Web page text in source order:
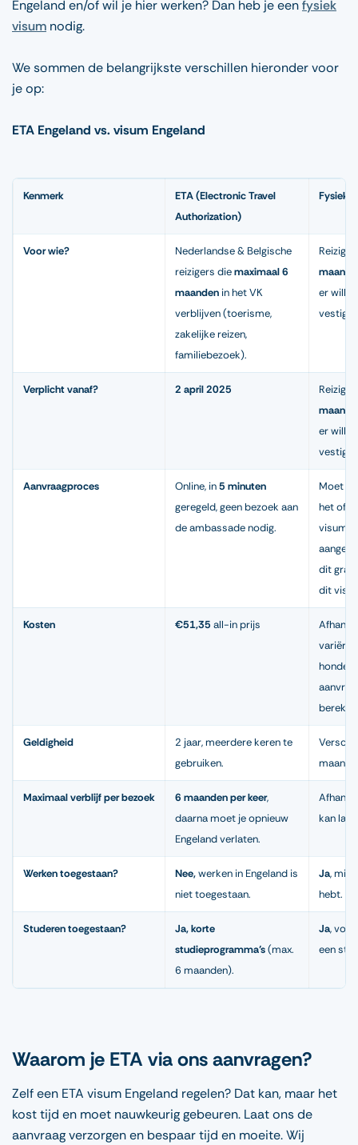
Engeland en/of wil je hier werken? Dan heb je eenfysiek
visum nodig.
We sommen de belangrijkste verschillen hieronder voor
je op:
ETA Engeland vs. visum Engeland
Kenmerk
ETA (Electronic Travel
Authorization)
Fysiek
Voor wie?
Nederlandse & Belgische
reizigers diemaximaal 6
maanden in het VK
verblijven (toerisme,
zakelijke reizen,
familiebezoek).
er
Verplicht vanaf? 2 april 2025
er
Aanvraagproces Online, in5 minuten
geregeld, geen bezoek aan
de ambassade nodig.
Moet
het
dit
dit
Kosten €51,35 all-in prijs
Geldigheid
2 jaar, meerdere keren te
gebruiken.
Maximaal verblijf per bezoek 6 maanden per keer,
daarna moet je opnieuw
Engeland verlaten.
kan
Werken toegestaan? Nee,werken in Engeland is
niet toegestaan.
Ja,
hebt.
Studeren toegestaan?
Ja, korte
studieprogramma’s(max.
6 maanden).
Ja,
een
Waarom je ETA via ons aanvragen?
Zelf een ETA visum Engeland regelen? Dat kan, maar het
kost tijd en moet nauwkeurig gebeuren. Laat ons de
aanvraag verzorgen en bespaar tijd en moeite. Wij